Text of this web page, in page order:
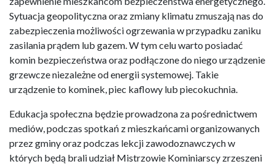
Sytuacja geopolityczna oraz zmiany klimatu zmuszają nas do
zabezpieczenia możliwości ogrzewania w przypadku zaniku
zasilania prądem lub gazem. W tym celu warto posiadać
komin bezpieczeństwa oraz podłączone do niego urządzenie
grzewcze niezależne od energii systemowej. Takie
urządzenie to kominek, piec kaflowy lub piecokuchnia.
Edukacja społeczna będzie prowadzona za pośrednictwem
mediów, podczas spotkań z mieszkańcami organizowanych
przez gminy oraz podczas lekcji zawodoznawczych w
których będą brali udział Mistrzowie Kominiarscy zrzeszeni